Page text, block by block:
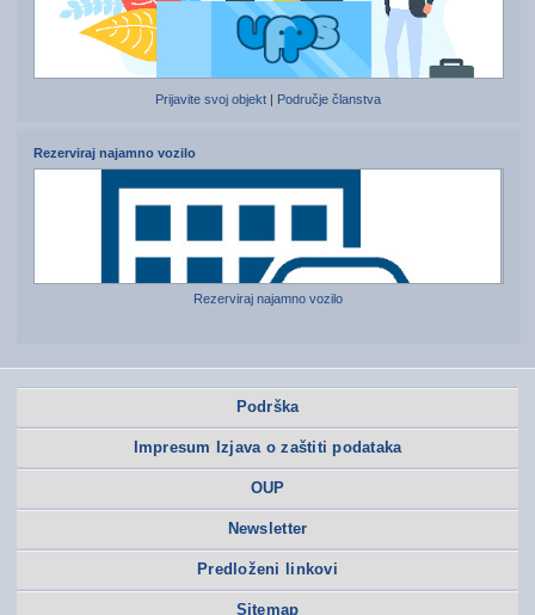
Prijavite svoj objekt Područje članstva
Rezerviraj najamno vozilo
Rezerviraj najamno vozilo
Podrška
Impresum Izjava o zaštiti podataka
OUP
Newsletter
Predloženi linkovi
Sitemap